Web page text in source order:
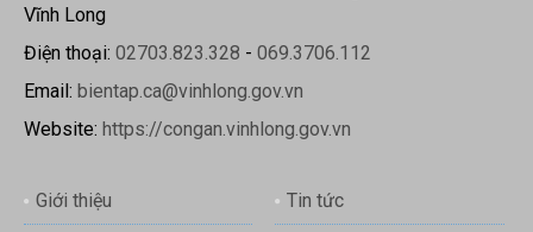
Vĩnh Long
Điện thoại: 02703.823.328 - 069.3706.112
Email: bientap.ca@vinhlong.gov.vn
Website: https://congan.vinhlong.gov.vn
Giới thiệu Tin tức